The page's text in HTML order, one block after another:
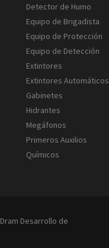
Detector de Humo
Equipo de Brigadista
Equipo de Protección
Equipo de Detección
Extintores
Extintores Automáticos
Gabinetes
Hidrantes
Megáfonos
Primeros Auxilios
Químicos
Dram Desarrollo de